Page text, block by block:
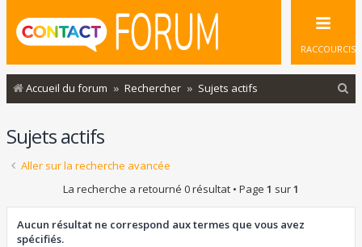
RACCOURCIS
Accueil du forum Rechercher Sujets actifs
Sujets actifs
Aller sur la recherche avancée
La recherche a retourné 0 résultat • Page 1 sur1
Aucun résultat ne correspond aux termes que vous avez
spécifiés.